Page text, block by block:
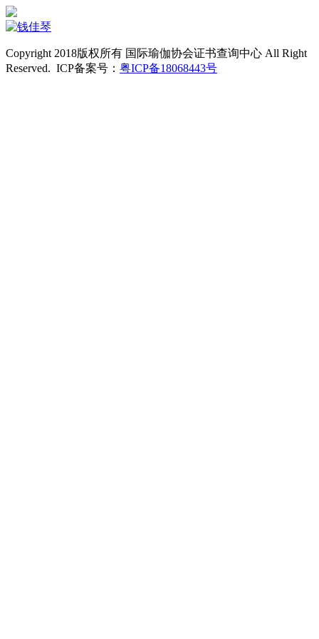
Copyright 2018版权所有 国际瑜伽协会证书查询中心 All Right
Reserved. ICP备案号： 粤ICP备18068443号